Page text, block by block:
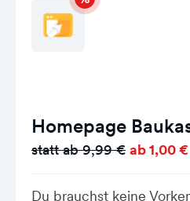
Homepage
statt ab 9,99 € ab 1,00
Du brauchst keine